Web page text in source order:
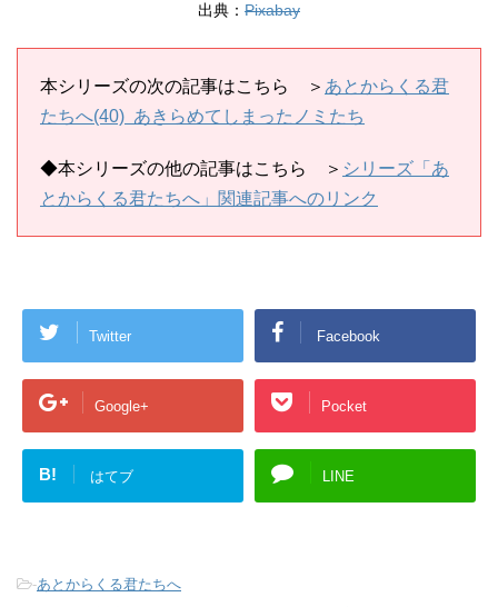
出典： Pixabay
本シリーズの次の記事はこちら ＞ あとからくる君
たちへ(40) あきらめてしまったノミたち
◆本シリーズの他の記事はこちら ＞ シリーズ「あ
とからくる君たちへ」関連記事へのリンク
Twitter Facebook
Google+ Pocket
B! はてブ LINE
-あとからくる君たちへ